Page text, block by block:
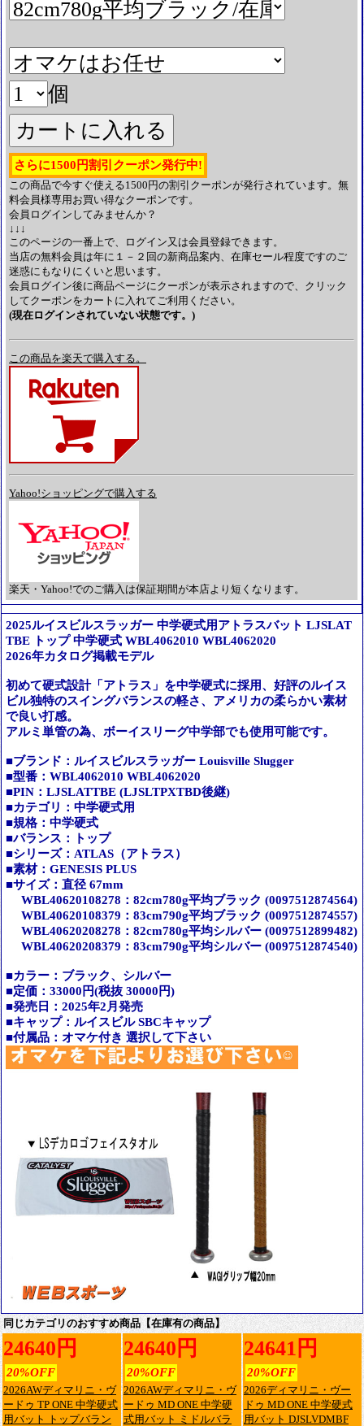
個
さらに1500円割引クーポン発行中!
この商品で今すぐ使える1500円の割引クーポンが発行されています。無
料会員様専用お買い得なクーポンです。
会員ログインしてみませんか？
↓↓↓
このページの一番上で、ログイン又は会員登録できます。
当店の無料会員は年に１－２回の新商品案内、在庫セール程度ですのご
迷惑にもなりにくいと思います。
会員ログイン後に商品ページにクーポンが表示されますので、クリック
してクーポンをカートに入れてご利用ください。
(現在ログインされていない状態です。)
この商品を楽天で購入する。
Yahoo!ショッピングで購入する
楽天・Yahoo!でのご購入は保証期間が本店より短くなります。
2025ルイスビルスラッガー 中学硬式用アトラスバット LJSLAT
TBE トップ 中学硬式 WBL4062010 WBL4062020
2026年カタログ掲載モデル
初めて硬式設計「アトラス」を中学硬式に採用、好評のルイス
ビル独特のスイングバランスの軽さ、アメリカの柔らかい素材
で良い打感。
アルミ単管の為、ボーイスリーグ中学部でも使用可能です。
■ブランド：ルイスビルスラッガー Louisville Slugger
■型番：WBL4062010 WBL4062020
■PIN：LJSLATTBE (LJSLTPXTBD後継)
■カテゴリ：中学硬式用
■規格：中学硬式
■バランス：トップ
■シリーズ：ATLAS（アトラス）
■素材：GENESIS PLUS
■サイズ：直径 67mm
WBL40620108278：82cm780g平均ブラック (0097512874564)
WBL40620108379：83cm790g平均ブラック (0097512874557)
WBL40620208278：82cm780g平均シルバー (0097512899482)
WBL40620208379：83cm790g平均シルバー (0097512874540)
■カラー：ブラック、シルバー
■定価：33000円(税抜 30000円)
■発売日：2025年2月発売
■キャップ：ルイスビル SBCキャップ
■付属品：オマケ付き 選択して下さい
同じカテゴリのおすすめ商品【在庫有の商品】
24640円
20%OFF
2026AWディマリニ・ヴ
ードゥ TP ONE 中学硬式
用バット トップバラン
24640円
20%OFF
2026AWディマリニ・ヴ
ードゥ MD ONE 中学硬
式用バット ミドルバラ
24641円
20%OFF
2026ディマリニ・ヴー
ドゥ MD ONE 中学硬式
用バット DJSLVDMBF